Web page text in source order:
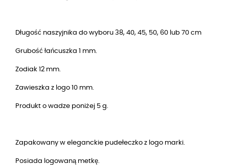
Długość naszyjnika do wyboru 38, 40, 45, 50, 60 lub 70 cm
Grubość łańcuszka 1 mm.
Zodiak 12 mm.
Zawieszka z logo 10 mm.
Produkt o wadze poniżej 5 g.
Zapakowany w eleganckie pudełeczko z logo marki.
Posiada logowaną metkę.